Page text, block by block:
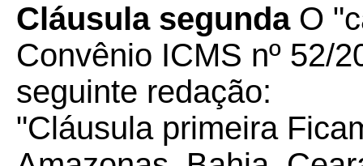
Cláusula segundaO
Convênio ICMS nº 52/
seguinte redação:
"Cláusula primeira